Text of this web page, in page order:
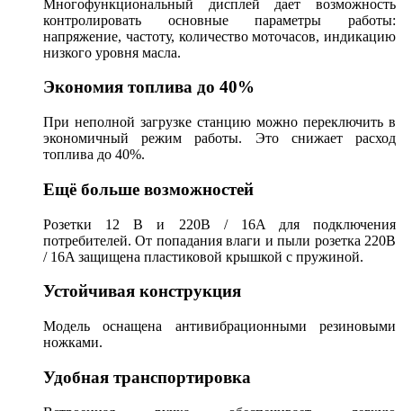
Многофункциональный дисплей дает возможность
контролировать основные параметры работы:
напряжение, частоту, количество моточасов, индикацию
низкого уровня масла.
Экономия топлива до 40%
При неполной загрузке станцию можно переключить в
экономичный режим работы. Это снижает расход
топлива до 40%.
Ещё больше возможностей
Розетки 12 В и 220В / 16A для подключения
потребителей. От попадания влаги и пыли розетка 220В
/ 16A защищена пластиковой крышкой с пружиной.
Устойчивая конструкция
Модель оснащена антивибрационными резиновыми
ножками.
Удобная транспортировка